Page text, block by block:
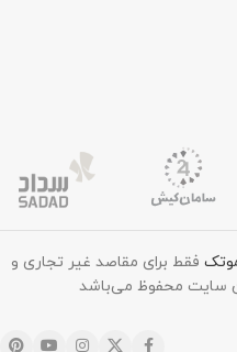
فقط برای مقاصد غیر تجاری و
سايت محفوظ می‌باشد